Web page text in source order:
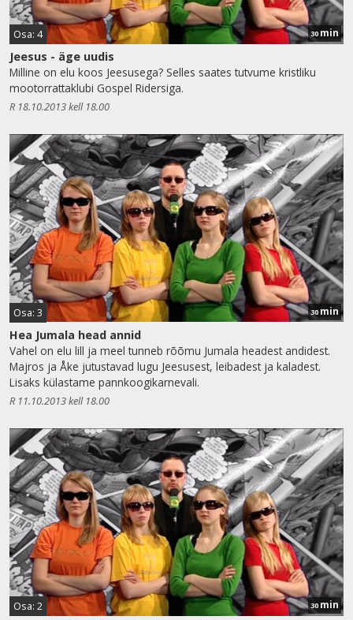
Osa: 4 30min
Jeesus - äge uudis
Milline on elu koos Jeesusega? Selles saates tutvume kristliku
mootorrattaklubi Gospel Ridersiga.
R 18.10.2013 kell 18.00
Osa: 3 30 min
Hea Jumala head annid
Vahel on elu lill ja meel tunneb rõõmu Jumala headest andidest.
Majros ja Åke jutustavad lugu Jeesusest, leibadest ja kaladest.
Lisaks külastame pannkoogikarnevali.
R 11.10.2013 kell 18.00
Osa: 2 30min